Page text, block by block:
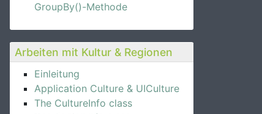
GroupBy()-Methode
Arbeiten mit Kultur & Regionen
Einleitung
Application Culture & UICulture
The CultureInfo class